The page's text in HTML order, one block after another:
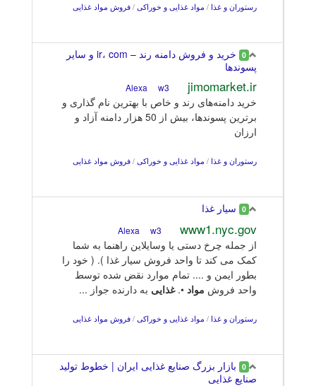
رستوران و غذا / مواد غذایی و خوراکی / فروش مواد غذایی
0
خرید و فروش دامنه رند – ir، com و سایر
پسوندها
jimomarket.ir
w3
خرید دامنه‌های رند و خاص با بهترین نام گذاری و
برترین پسوندها، بیش از 50 هزار دامنه آزاد و
ارزان
رستوران و غذا / مواد غذایی و خوراکی / فروش مواد غذایی
0 سیار غذا
www1.nyc.gov
w3
از جمله چرخ دستی یا وسایلاین راهنما به شما
کمک می کند تا واحد فروش سیار غذا ). ( خود را
بطور ایمن و .... تمام موارد نقض شده توسط
واحد فروش مواد •.غذایی به دارنده جواز ...
رستوران و غذا / مواد غذایی و خوراکی / فروش مواد غذایی
0 بازار بزرگ صنایع غذایی ایران | خطوط تولید
صنایع غذایی